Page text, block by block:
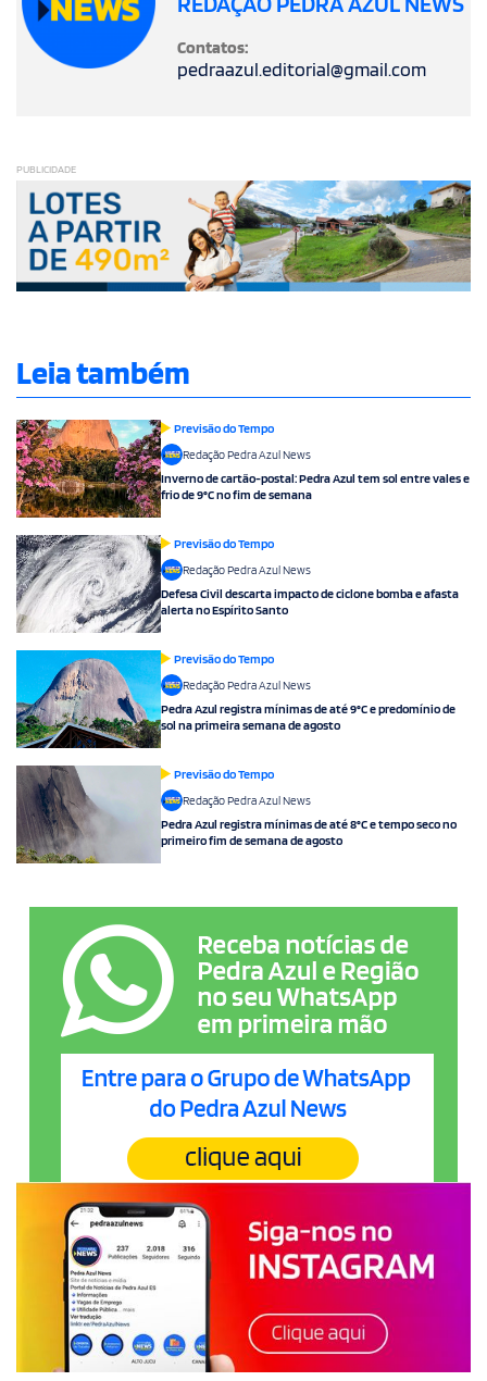
Contatos:
pedraazul.editorial@gmail.com
PUBLICIDADE
Leia também
Previsão do Tempo
Redação Pedra Azul News
Inverno de cartão-postal: Pedra Azul tem sol entre vales e
frio de 9°C no fim de semana
Previsão do Tempo
Redação Pedra Azul News
Defesa Civil descarta impacto de ciclone bomba e afasta
alerta no Espírito Santo
Previsão do Tempo
Redação Pedra Azul News
Pedra Azul registra mínimas de até 9°C e predomínio de
sol na primeira semana de agosto
Previsão do Tempo
Redação Pedra Azul News
Pedra Azul registra mínimas de até 8°C e tempo seco no
primeiro fim de semana de agosto